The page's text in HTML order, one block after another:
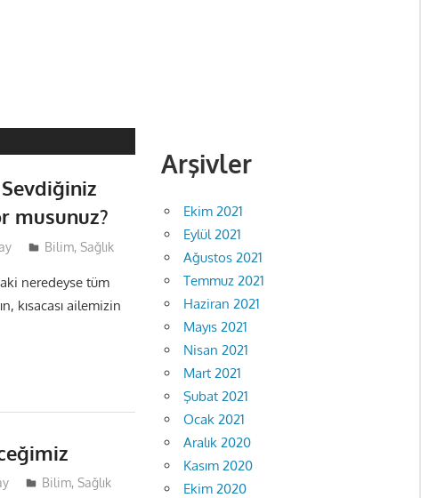
Sevdiğiniz
musunuz?
Bilim,Sağlık
neredeyse tüm
kısacası ailemizin
Bilim,Sağlık
Arşivler
Ekim 2021
Eylül 2021
Ağustos 2021
Temmuz 2021
Haziran 2021
Mayıs 2021
Nisan 2021
Mart 2021
Şubat 2021
Ocak 2021
Aralık 2020
Kasım 2020
Ekim 2020